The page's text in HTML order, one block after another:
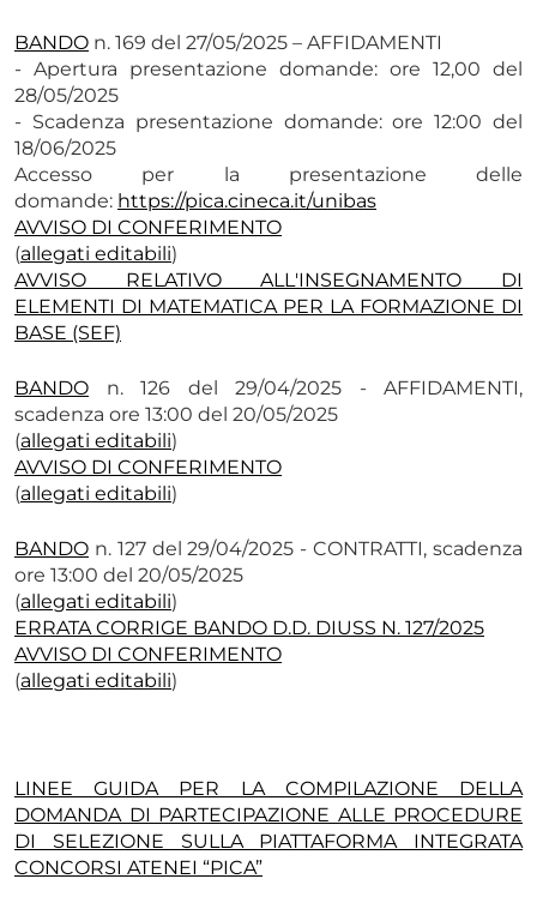
BANDO n. 169 del 27/05/2025 – AFFIDAMENTI
- Apertura presentazione domande: ore 12,00 del
28/05/2025
- Scadenza presentazione domande: ore 12:00 del
18/06/2025
Accesso per la presentazione delle
domande: https://pica.cineca.it/unibas
AVVISO DI CONFERIMENTO
(allegati editabili)
AVVISO RELATIVO ALL'INSEGNAMENTO DI
ELEMENTI DI MATEMATICA PER LA FORMAZIONE DI
BASE (SEF)
BANDO n. 126 del 29/04/2025 - AFFIDAMENTI,
scadenza ore 13:00 del 20/05/2025
(allegati editabili)
AVVISO DI CONFERIMENTO
(allegati editabili)
BANDO n. 127 del 29/04/2025 - CONTRATTI, scadenza
ore 13:00 del 20/05/2025
(allegati editabili)
ERRATA CORRIGE BANDO D.D. DIUSS N. 127/2025
AVVISO DI CONFERIMENTO
(allegati editabili)
LINEE GUIDA PER LA COMPILAZIONE DELLA
DOMANDA DI PARTECIPAZIONE ALLE PROCEDURE
DI SELEZIONE SULLA PIATTAFORMA INTEGRATA
CONCORSI ATENEI “PICA”